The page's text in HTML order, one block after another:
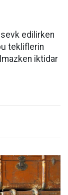
edilirken
tekliflerin
iktidar